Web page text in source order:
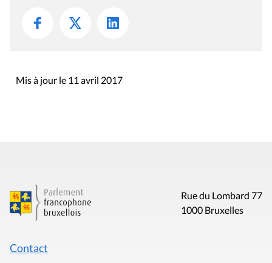
Mis à jour le 11 avril 2017
Rue du Lombard 77
1000 Bruxelles
Contact